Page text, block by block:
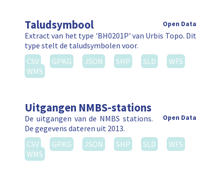
Taludsymbool Open Data
Extract van het type 'BH0201P' van Urbis Topo. Dit
type stelt de taludsymbolen voor.
CSV
GPKG JSON SHP SLD
WFS
WMS
Uitgangen NMBS-stations
Open Data
De uitgangen van de NMBS stations.
De gegevens dateren uit 2013.
CSV
GPKG JSON SHP SLD
WFS
WMS